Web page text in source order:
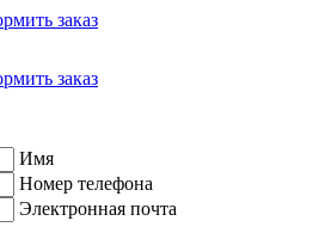
заказ
заказ
Имя
Номер телефона
Электронная почта